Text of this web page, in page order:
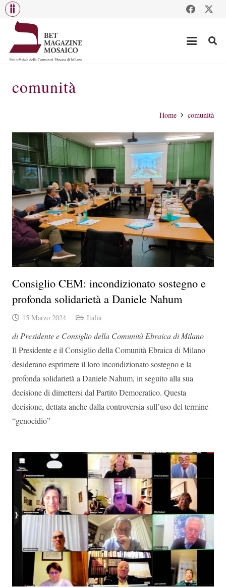
comunità
Home comunità
Consiglio CEM: incondizionato sostegno e
profonda solidarietà a Daniele Nahum
15 Marzo 2024 Italia
di Presidente e Consiglio della Comunità Ebraica di Milano
Il Presidente e il Consiglio della Comunità Ebraica di Milano
desiderano esprimere il loro incondizionato sostegno e la
profonda solidarietà a Daniele Nahum, in seguito alla sua
decisione di dimettersi dal Partito Democratico. Questa
decisione, dettata anche dalla controversia sull’uso del termine
“genocidio”